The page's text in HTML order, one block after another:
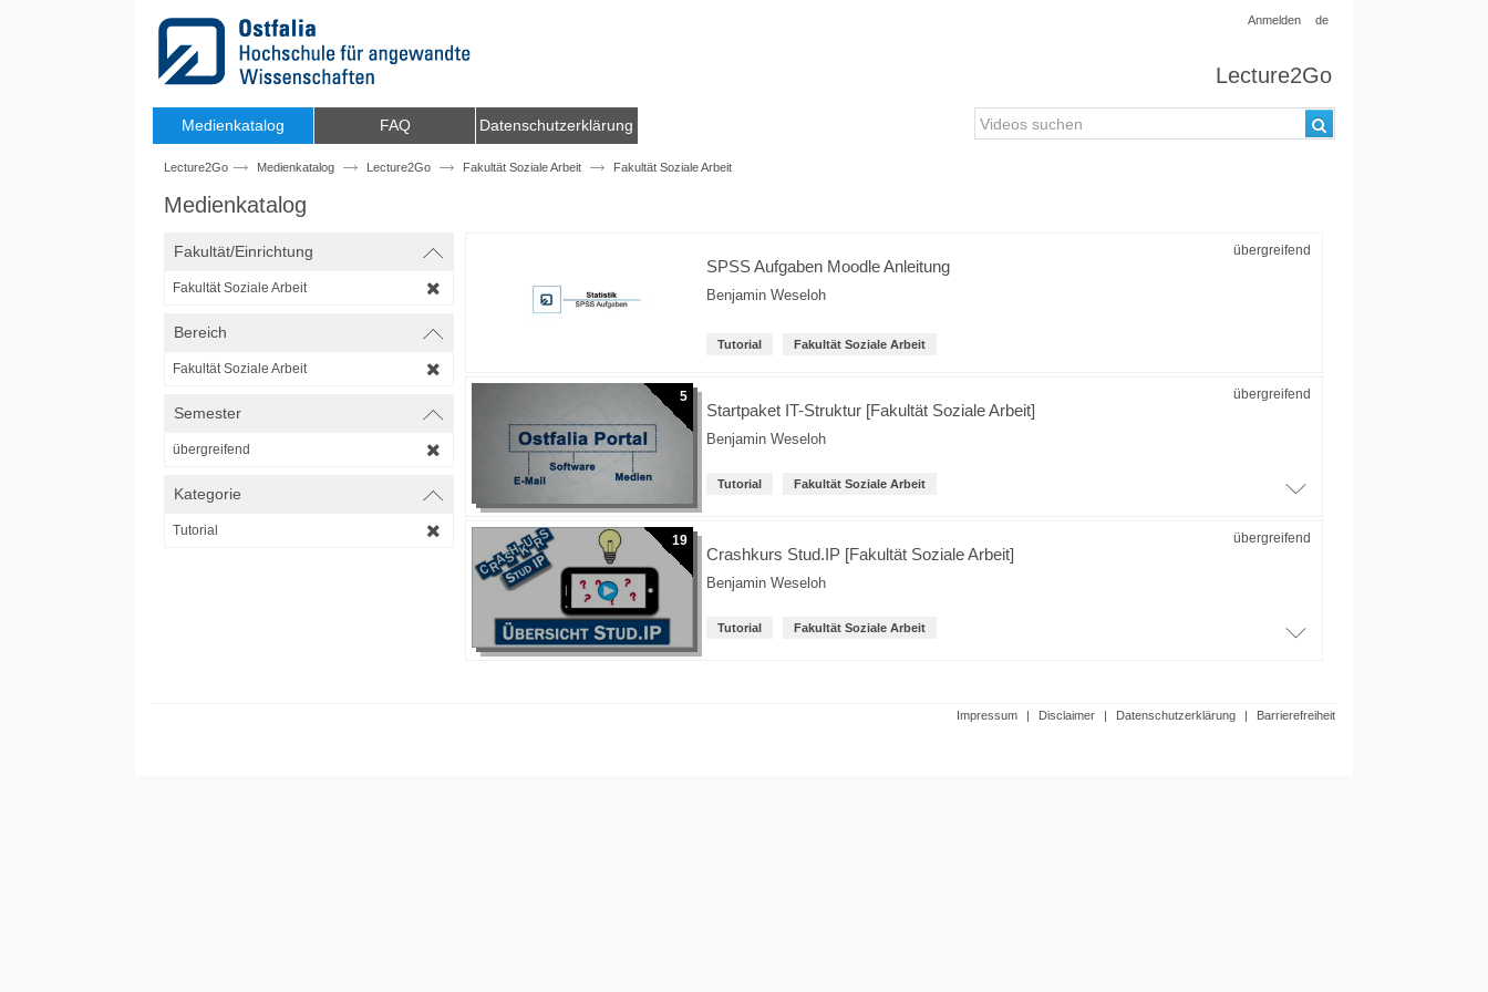
Anmelden de
Lecture2Go
Medienkatalog FAQ Datenschutzerklärung
Lecture2Go Medienkatalog Lecture2Go Fakultät Soziale Arbeit Fakultät Soziale Arbeit
Medienkatalog
Fakultät/Einrichtung
Fakultät Soziale Arbeit
Bereich
Fakultät Soziale Arbeit
Semester
übergreifend
Kategorie
Tutorial
übergreifend
SPSS Aufgaben Moodle Anleitung
Benjamin Weseloh
Tutorial Fakultät Soziale Arbeit
5 übergreifend
Startpaket IT-Struktur [Fakultät Soziale Arbeit]
Benjamin Weseloh
Tutorial Fakultät Soziale Arbeit
19 übergreifend
Crashkurs Stud.IP [Fakultät Soziale Arbeit]
Benjamin Weseloh
Tutorial Fakultät Soziale Arbeit
Impressum | Disclaimer | Datenschutzerklärung | Barrierefreiheit